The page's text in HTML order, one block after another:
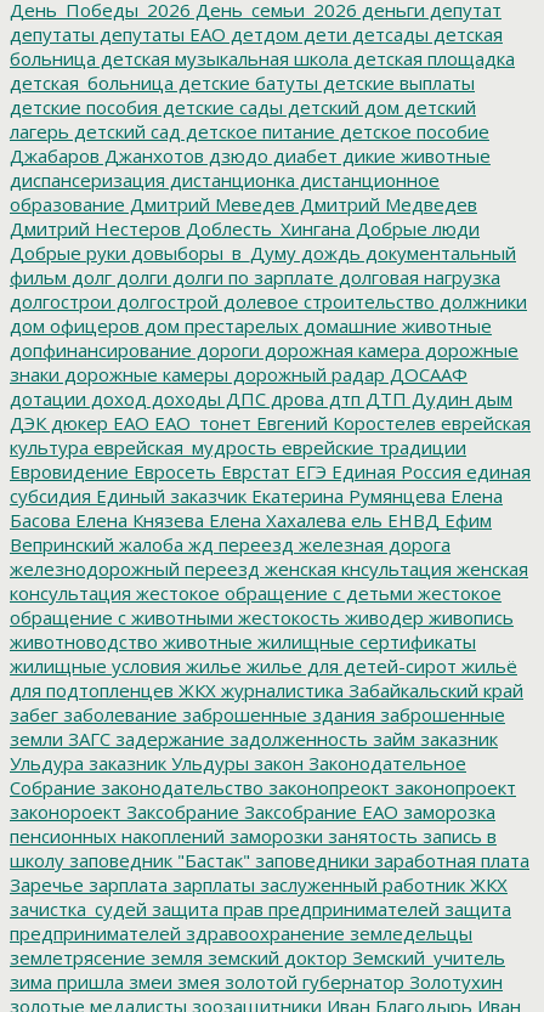
День_Победы_2026 День_семьи_2026 деньги депутат
депутаты депутаты ЕАО детдом дети детсады детская
больница детская музыкальная школа детская площадка
детская_больница детские батуты детские выплаты
детские пособия детские сады детский дом детский
лагерь детский сад детское питание детское пособие
Джабаров Джанхотов дзюдо диабет дикие животные
диспансеризация дистанционка дистанционное
образование Дмитрий Меведев Дмитрий Медведев
Дмитрий Нестеров Доблесть_Хингана Добрые люди
Добрые руки довыборы_в_Думу дождь документальный
фильм долг долги долги по зарплате долговая нагрузка
долгострои долгострой долевое строительство должники
дом офицеров дом престарелых домашние животные
допфинансирование дороги дорожная камера дорожные
знаки дорожные камеры дорожный радар ДОСААФ
дотации доход доходы ДПС дрова дтп ДТП Дудин дым
ДЭК дюкер ЕАО ЕАО_тонет Евгений Коростелев еврейская
культура еврейская_мудрость еврейские традиции
Евровидение Евросеть Еврстат ЕГЭ Единая Россия единая
субсидия Единый заказчик Екатерина Румянцева Елена
Басова Елена Князева Елена Хахалева ель ЕНВД Ефим
Вепринский жалоба жд переезд железная дорога
железнодорожный переезд женская кнсультация женская
консультация жестокое обращение с детьми жестокое
обращение с животными жестокость живодер живопись
животноводство животные жилищные сертификаты
жилищные условия жилье жилье для детей-сирот жильё
для подтопленцев ЖКХ журналистика Забайкальский край
забег заболевание заброшенные здания заброшенные
земли ЗАГС задержание задолженность займ заказник
Ульдура заказник Ульдуры закон Законодательное
Собрание законодательство законопреокт законопроект
законороект Заксобрание Заксобрание ЕАО заморозка
пенсионных накоплений заморозки занятость запись в
школу заповедник "Бастак" заповедники заработная плата
Заречье зарплата зарплаты заслуженный работник ЖКХ
зачистка_судей защита прав предпринимателей защита
предпринимателей здравоохранение земледельцы
землетрясение земля земский доктор Земский_учитель
зима пришла змеи змея золотой губернатор Золотухин
золотые медалисты зоозащитники Иван Благодырь Иван